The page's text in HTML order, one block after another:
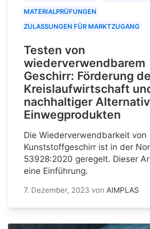
MATERIALPRÜFUNGEN
ZULASSUNGEN FÜR MARKTZUGANG
Testen von
wiederverwendbarem
Geschirr: Förderung
Kreislaufwirtschaft
nachhaltiger
Einwegprodukten
Die Wiederverwendbarkeit von
Kunststoffgeschirr ist in der
53928:2020 geregelt. Dieser
eine Einführung.
7. Dezember, 2023 von AIMPLAS